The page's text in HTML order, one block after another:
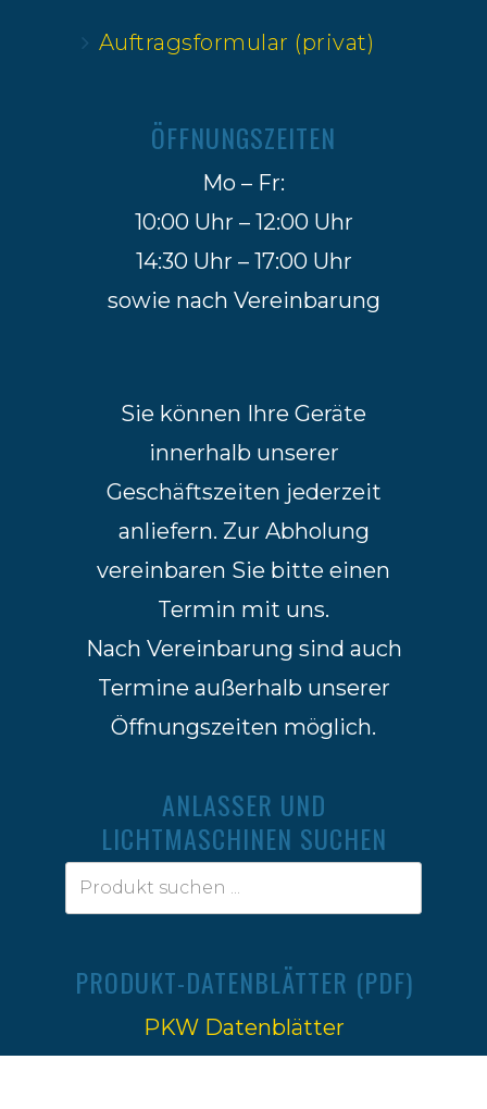
Auftragsformular (privat)
ÖFFNUNGSZEITEN
Mo – Fr:
10:00 Uhr – 12:00 Uhr
14:30 Uhr – 17:00 Uhr
sowie nach Vereinbarung
Sie können Ihre Geräte
innerhalb unserer
Geschäftszeiten jederzeit
anliefern. Zur Abholung
vereinbaren Sie bitte einen
Termin mit uns.
Nach Vereinbarung sind auch
Termine außerhalb unserer
Öffnungszeiten möglich.
ANLASSER UND
LICHTMASCHINEN SUCHEN
PRODUKT-DATENBLÄTTER (PDF)
PKW Datenblätter